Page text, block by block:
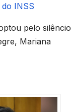
INSS
pelo silêncio
Mariana